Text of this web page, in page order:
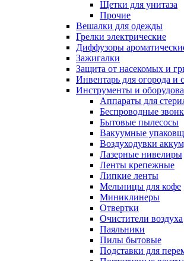
Щетки для унитаза
Прочие
Вешалки для одежды
Грелки электрические
Диффузоры
Зажигалки
Защита от насекомых и
Инвентарь для огорода и
Инструменты и
Аппараты для
Беспроводные
Бытовые пылесосы
Вакуумные
Воздуходувки
Лазерные нивелиры
Ленты крепежные
Липкие ленты
Мельницы для кофе
Миниклинеры
Отвертки
Очистители воздуха
Паяльники
Пилы бытовые
Подставки для